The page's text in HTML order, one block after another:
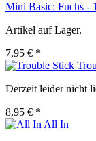
Mini Basic: Fuchs -
Artikel auf Lager.
7,95 € *
Derzeit leider nicht
8,95 € *
All In